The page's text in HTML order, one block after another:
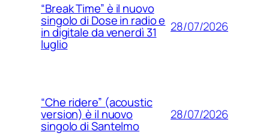
“Break Time” è il nuovo
singolo di Dose in radio e
in digitale da venerdì 31
luglio
28/07/2026
“Che ridere” (acoustic
version) è il nuovo
singolo di Santelmo
28/07/2026